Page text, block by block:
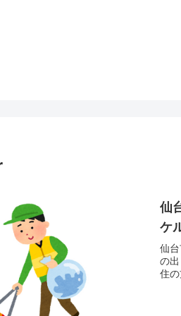
仙
ケ
仙
の
住